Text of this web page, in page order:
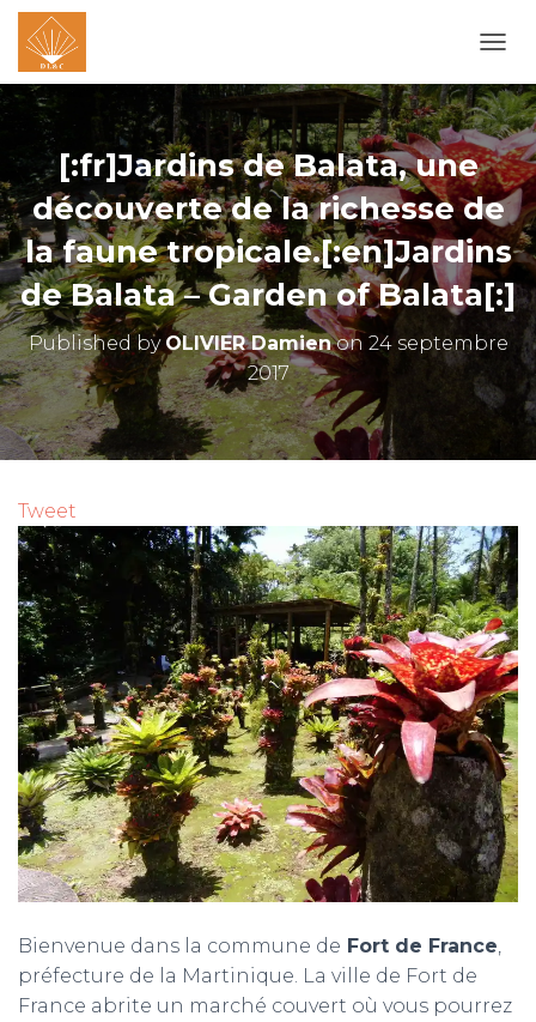
U
V
R
I
R
/
F
E
R
M
E
N
T
I
O
N
[:fr]Jardins de Balata, une
découverte de la richesse de
la faune tropicale.[:en]Jardins
de Balata – Garden of Balata[:]
Published by OLIVIER Damienon 24 septembre
2017
Tweet
Bienvenue dans la commune de Fort de France
préfecture de la Martinique. La ville de Fort de
France abrite un marché couvert où vous pourrez